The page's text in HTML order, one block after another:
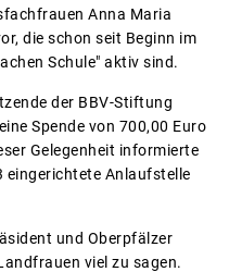
Anna Maria
die schon seit Beginn im
Schule" aktiv sind.
der BBV-Stiftung
Spende von 700,00 Euro
Gelegenheit informierte
eingerichtete Anlaufstelle
und Oberpfälzer
viel zu sagen.